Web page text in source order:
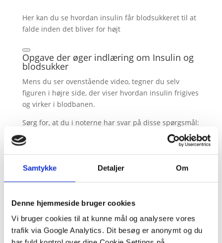
Samtykke Detaljer Om
Denne hjemmeside bruger cookies
Vi bruger cookies til at kunne mål og analysere vores
trafik via Google Analytics. Dit besøg er anonymt og du
Her kan du se hvordan insulin får blodsukkeret til at
falde inden det bliver for højt
Opgave der øger indlæring om Insulin og
blodsukker
Mens du ser ovenstående video, tegner du selv
figuren i højre side, der viser hvordan insulin frigives
og virker i blodbanen.
Sørg for, at du i noterne har svar på disse spørgsmål:
1.Hvor produceres insulin?